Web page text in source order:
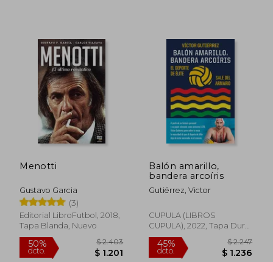
Menotti
Gustavo Garcia
(3)
Editorial LibroFutbol, 2018,
Tapa Blanda, Nuevo
Balón amarillo,
bandera arcoíris
Gutiérrez, Victor
CUPULA (LIBROS
CUPULA), 2022, Tapa Dura,
Nuevo